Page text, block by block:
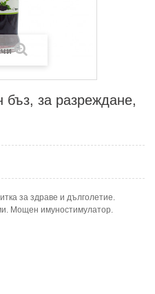
бъз, за разреждане,
за здраве и дълголетие.
Мощен имуностимулатор.